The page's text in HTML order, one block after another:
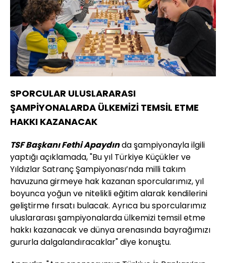
SPORCULAR ULUSLARARASI
ŞAMPİYONALARDA ÜLKEMİZİ TEMSİL ETME
HAKKI KAZANACAK
TSF Başkanı Fethi Apaydında şampiyonayla ilgili
yaptığı açıklamada, "Bu yıl Türkiye Küçükler ve
Yıldızlar Satranç Şampiyonası’nda milli takım
havuzuna girmeye hak kazanan sporcularımız, yıl
boyunca yoğun ve nitelikli eğitim alarak kendilerini
geliştirme fırsatı bulacak. Ayrıca bu sporcularımız
uluslararası şampiyonalarda ülkemizi temsil etme
hakkı kazanacak ve dünya arenasında bayrağımızı
gururla dalgalandıracaklar" diye konuştu.